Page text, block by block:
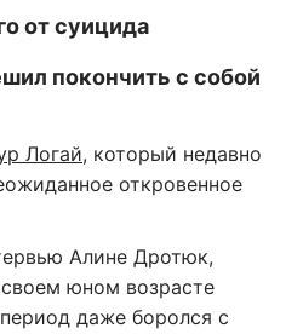
от суицида
покончить с собой
Логай, который недавно
откровенное
Алине Дротюк,
юном возрасте
даже боролся с